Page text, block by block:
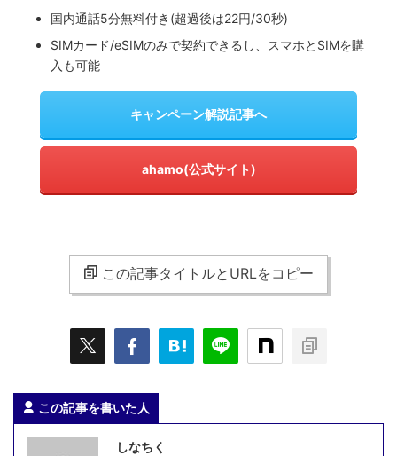
国内通話5分無料付き(超過後は22円/30秒)
SIMカード/eSIMのみで契約できるし、スマホとSIMを購
入も可能
キャンペーン解説記事へ
ahamo(公式サイト)
この記事タイトルとURLをコピー
この記事を書いた人
しなちく